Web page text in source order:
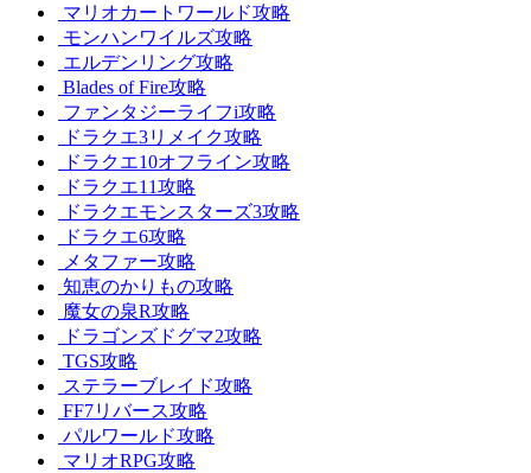
マリオカートワールド攻略
モンハンワイルズ攻略
エルデンリング攻略
Blades of Fire攻略
ファンタジーライフi攻略
ドラクエ3リメイク攻略
ドラクエ10オフライン攻略
ドラクエ11攻略
ドラクエモンスターズ3攻略
ドラクエ6攻略
メタファー攻略
知恵のかりもの攻略
魔女の泉R攻略
ドラゴンズドグマ2攻略
TGS攻略
ステラーブレイド攻略
FF7リバース攻略
パルワールド攻略
マリオRPG攻略